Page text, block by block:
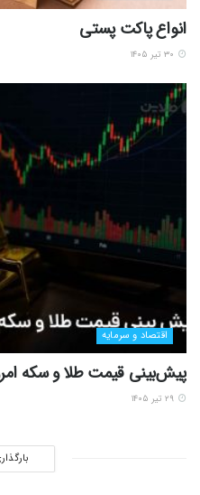
انواع پاکت پستی
اقتصاد و سرمایه
پیش‌بینی قیمت طلا و سکه امروز؛ سه